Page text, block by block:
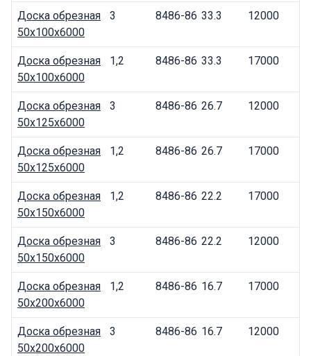
Доска обрезная
50x100x6000
3 8486-86 33.3 12000
Доска обрезная
50x100x6000
1,2 8486-86 33.3 17000
Доска обрезная
50x125x6000
3 8486-86 26.7 12000
Доска обрезная
50x125x6000
1,2 8486-86 26.7 17000
Доска обрезная
50x150x6000
1,2 8486-86 22.2 17000
Доска обрезная
50x150x6000
3 8486-86 22.2 12000
Доска обрезная
50x200x6000
1,2 8486-86 16.7 17000
Доска обрезная
50x200x6000
3 8486-86 16.7 12000